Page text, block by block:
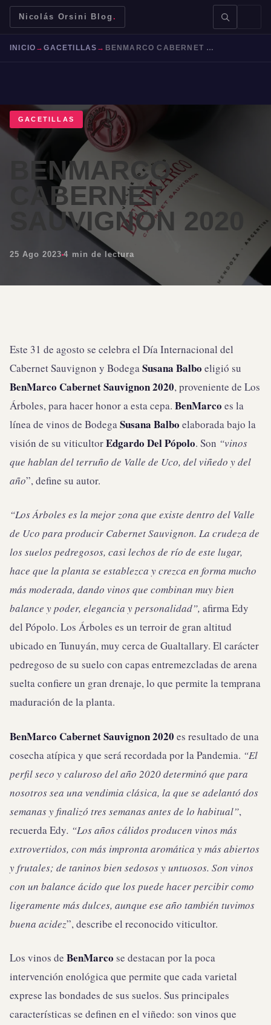
Nicolás Orsini Blog .
Mendoza Malbec Bodegas
INICIO →GACETILLAS → BENMARCO CABERNET SAUVIGNON 2020
GACETILLAS
BENMARCO
CABERNET
SAUVIGNON 2020
25 Ago 2023 4 min de lectura
Este 31 de agosto se celebra el Día Internacional del
Cabernet Sauvignon y Bodega Susana Balbo eligió su
BenMarco Cabernet Sauvignon 2020, proveniente de Los
Árboles, para hacer honor a esta cepa. BenMarco es la
línea de vinos de Bodega Susana Balbo elaborada bajo la
visión de su viticultorEdgardo Del Pópolo. Son “vinos
que hablan del terruño de Valle de Uco, del viñedo y del
año”, define su autor.
“Los Árboles es la mejor zona que existe dentro del Valle
de Uco para producir Cabernet Sauvignon. La crudeza de
los suelos pedregosos, casi lechos de río de este lugar,
hace que la planta se establezca y crezca en forma mucho
más moderada, dando vinos que combinan muy bien
balance y poder, elegancia y personalidad”, afirma Edy
del Pópolo. Los Árboles es un terroir de gran altitud
ubicado en Tunuyán, muy cerca de Gualtallary. El carácter
pedregoso de su suelo con capas entremezcladas de arena
suelta confiere un gran drenaje, lo que permite la temprana
maduración de la planta.
BenMarco Cabernet Sauvignon 2020 es resultado de una
cosecha atípica y que será recordada por la Pandemia. “El
perfil seco y caluroso del año 2020 determinó que para
nosotros sea una vendimia clásica, la que se adelantó dos
semanas y finalizó tres semanas antes de lo habitual”,
recuerda Edy. “Los años cálidos producen vinos más
extrovertidos, con más impronta aromática y más abiertos
y frutales; de taninos bien sedosos y untuosos. Son vinos
con un balance ácido que los puede hacer percibir como
ligeramente más dulces, aunque ese año también tuvimos
buena acidez”, describe el reconocido viticultor.
Los vinos de BenMarco se destacan por la poca
intervención enológica que permite que cada varietal
exprese las bondades de sus suelos. Sus principales
características se definen en el viñedo: son vinos que